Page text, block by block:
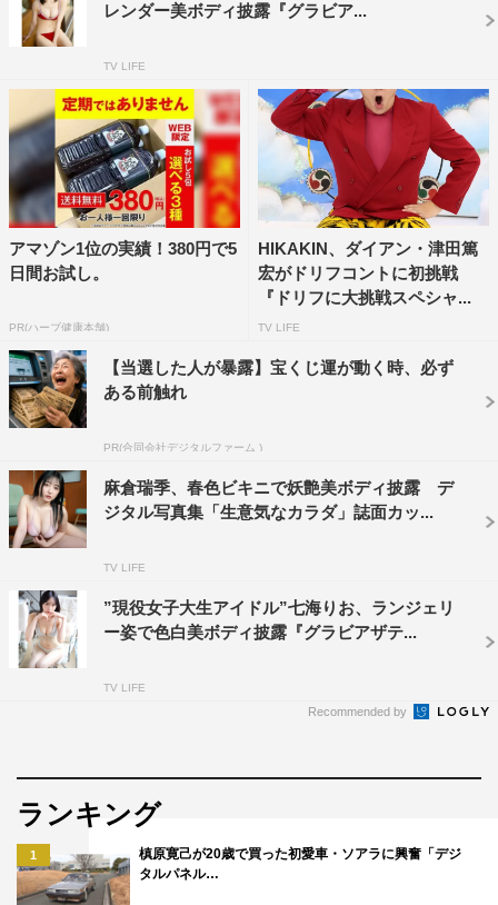
レンダー美ボディ披露『グラビア...
TV LIFE
アマゾン1位の実績！380円で5
日間お試し。
PR(ハーブ健康本舗)
HIKAKIN、ダイアン・津田篤
宏がドリフコントに初挑戦
『ドリフに大挑戦スペシャ...
TV LIFE
【当選した人が暴露】宝くじ運が動く時、必ず
ある前触れ
PR(合同会社デジタルファーム )
麻倉瑞季、春色ビキニで妖艶美ボディ披露 デ
ジタル写真集「生意気なカラダ」誌面カッ...
TV LIFE
”現役女子大生アイドル”七海りお、ランジェリ
ー姿で色白美ボディ披露『グラビアザテ...
TV LIFE
Recommended by
ランキング
1
槙原寛己が20歳で買った初愛車・ソアラに興奮「デジ
タルパネル…